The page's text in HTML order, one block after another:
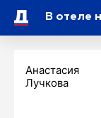
Анастасия
Лучкова